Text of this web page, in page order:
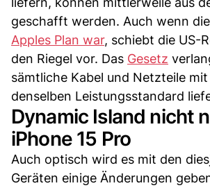
geschafft werden. Auch wenn
Apples Plan war, schiebt die US-
den Riegel vor. Das Gesetz
sämtliche Kabel und Netzteile mit
denselben Leistungsstandard
Dynamic Island nicht
iPhone 15 Pro
Auch optisch wird es mit den
Geräten einige Änderungen